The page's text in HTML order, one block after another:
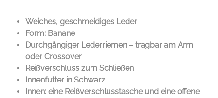
Weiches, geschmeidiges Leder
Form: Banane
Durchgängiger Lederriemen – tragbar am Arm
oder Crossover
Reißverschluss zum Schließen
Innenfutter in Schwarz
Innen: eine Reißverschlusstasche und eine offene